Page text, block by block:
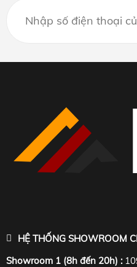
HỆ THỐNG SHOWROOM
Showroom 1 (8h đến 20h) :